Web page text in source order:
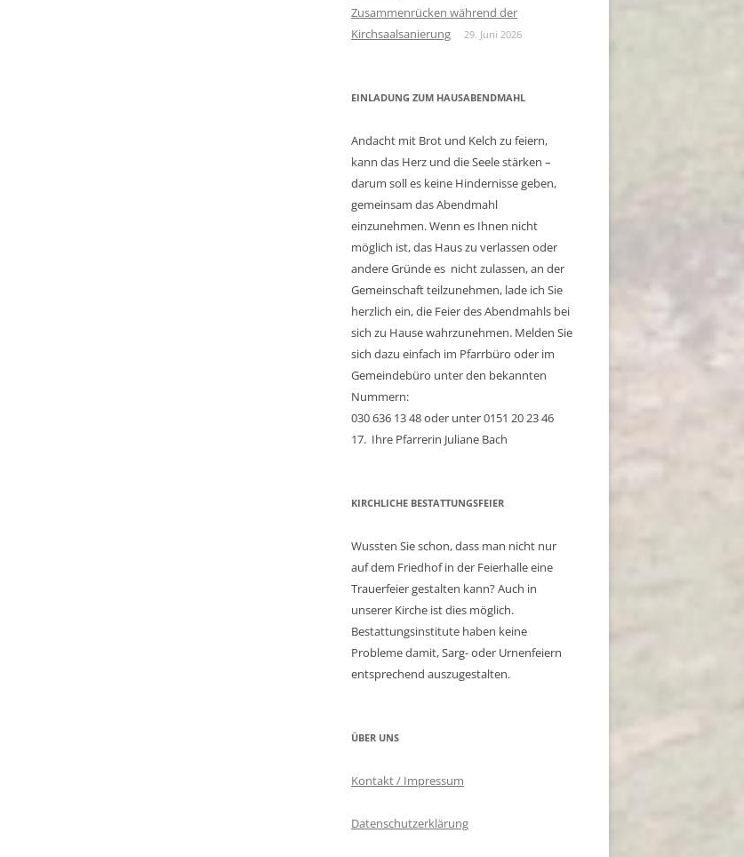
Zusammenrücken während der
Kirchsaalsanierung
29. Juni 2026
EINLADUNG ZUM HAUSABENDMAHL
Andacht mit Brot und Kelch zu feiern,
kann das Herz und die Seele stärken –
darum soll es keine Hindernisse geben,
gemeinsam das Abendmahl
einzunehmen. Wenn es Ihnen nicht
möglich ist, das Haus zu verlassen oder
andere Gründe es nicht zulassen, an der
Gemeinschaft teilzunehmen, lade ich Sie
herzlich ein, die Feier des Abendmahls bei
sich zu Hause wahrzunehmen. Melden Sie
sich dazu einfach im Pfarrbüro oder im
Gemeindebüro unter den bekannten
Nummern:
030 636 13 48 oder unter 0151 20 23 46
17. Ihre Pfarrerin Juliane Bach
KIRCHLICHE BESTATTUNGSFEIER
Wussten Sie schon, dass man nicht nur
auf dem Friedhof in der Feierhalle eine
Trauerfeier gestalten kann? Auch in
unserer Kirche ist dies möglich.
Bestattungsinstitute haben keine
Probleme damit, Sarg- oder Urnenfeiern
entsprechend auszugestalten.
ÜBER UNS
Kontakt / Impressum
Datenschutzerklärung